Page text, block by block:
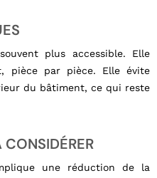
plus accessible. Elle
pièce par pièce. Elle évite
du bâtiment, ce qui reste
une réduction de la